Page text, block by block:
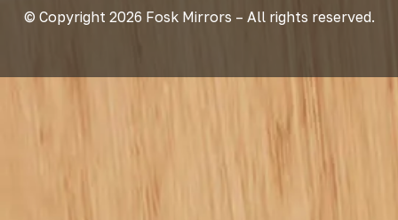
© Copyright 2026 Fosk Mirrors – All rights reserved.